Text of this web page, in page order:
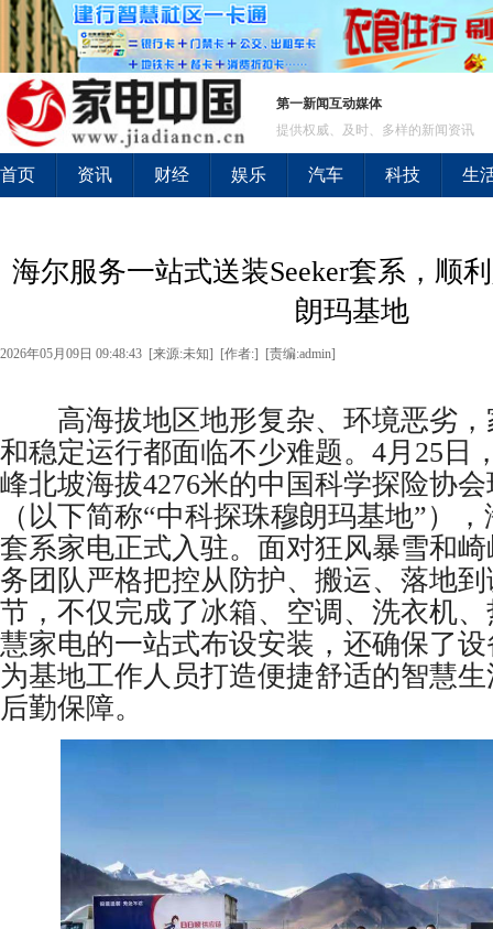
第一新闻互动媒体
提供权威、及时、多样的新闻资讯
首页 资讯 财经 娱乐 汽车 科技 生
海尔服务一站式送装Seeker套系，顺
朗玛基地
2026年05月09日 09:48:43 [来源:未知] [作者:] [责编:admin]
高海拔地区地形复杂、环境恶劣，
和稳定运行都面临不少难题。4月25日
峰北坡海拔4276米的中国科学探险协
（以下简称“中科探珠穆朗玛基地”），
套系家电正式入驻。面对狂风暴雪和
务团队严格把控从防护、搬运、落地
节，不仅完成了冰箱、空调、洗衣机
慧家电的一站式布设安装，还确保了
为基地工作人员打造便捷舒适的智慧
后勤保障。